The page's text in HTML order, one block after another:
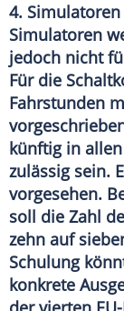
4.
Simulatoren
jedoch nicht
Für die
Fahrstunden
künftig in
zulässig sein.
vorgesehen.
soll die Zahl
zehn auf
Schulung
konkrete